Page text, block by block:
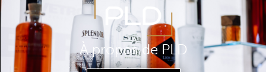
À propos de PLD